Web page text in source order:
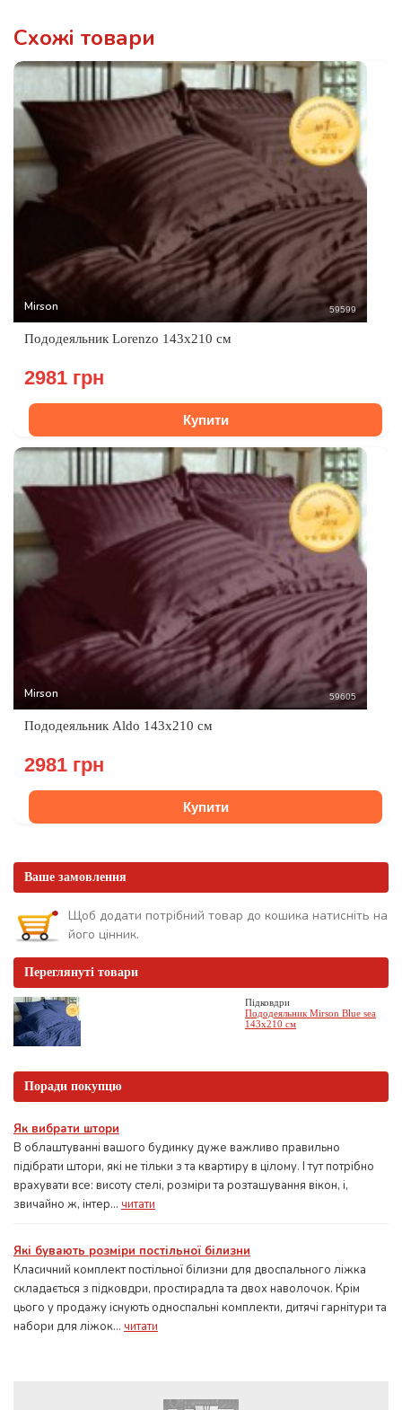
Схожі товари
Mirson 59599
Пододеяльник Lorenzo 143x210 см
2981 грн
Купити
Mirson 59605
Пододеяльник Аldo 143x210 см
2981 грн
Купити
Ваше замовлення
Щоб додати потрібний товар до кошика натисніть на
його цінник.
Переглянуті товари
Підковдри
Пододеяльник Mirson Blue sea
143x210 см
Поради покупцю
Як вибрати штори
В облаштуванні вашого будинку дуже важливо правильно
підібрати штори, які не тільки з та квартиру в цілому. І тут потрібно
врахувати все: висоту стелі, розміри та розташування вікон, і,
звичайно ж, інтер... читати
Які бувають розміри постільної білизни
Класичний комплект постільної білизни для двоспального ліжка
складається з підковдри, простирадла та двох наволочок. Крім
цього у продажу існують односпальні комплекти, дитячі гарнітури та
набори для ліжок... читати